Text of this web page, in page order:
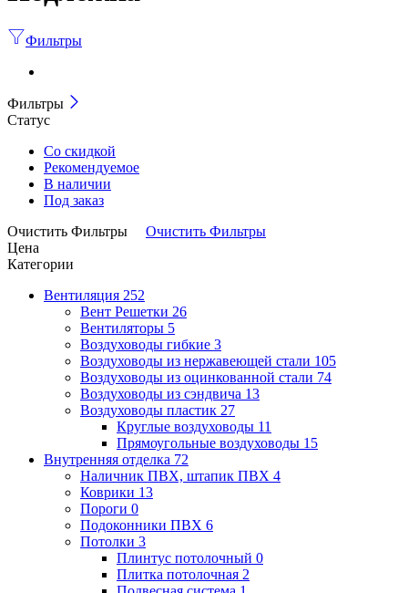
Фильтры
Фильтры
Статус
Со скидкой
Рекомендуемое
В наличии
Под заказ
Очистить Фильтры
Очистить Фильтры
Цена
Категории
Вентиляция 252
Вент Решетки 26
Вентиляторы 5
Воздуховоды гибкие 3
Воздуховоды из нержавеющей стали 105
Воздуховоды из оцинкованной стали 74
Воздуховоды из сэндвича 13
Воздуховоды пластик 27
Круглые воздуховоды 11
Прямоугольные воздуховоды 15
Внутренняя отделка 72
Наличник ПВХ, штапик ПВХ 4
Коврики 13
Пороги 0
Подоконники ПВХ 6
Потолки 3
Плинтус потолочный 0
Плитка потолочная 2